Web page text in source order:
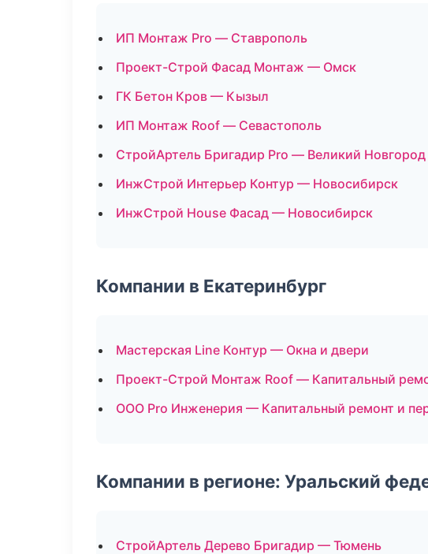
ИП Монтаж Pro — Ставрополь
Проект-Строй Фасад Монтаж — Омск
ГК Бетон Кров — Кызыл
ИП Монтаж Roof — Севастополь
СтройАртель Бригадир Pro — Великий Новгород
ИнжСтрой Интерьер Контур — Новосибирск
ИнжСтрой House Фасад — Новосибирск
Компании в Екатеринбург
Мастерская Line Контур — Окна и двери
Проект-Строй Монтаж Roof — Капитальный
ООО Pro Инженерия — Капитальный ремонт и
Компании в регионе: Уральский
СтройАртель Дерево Бригадир — Тюмень